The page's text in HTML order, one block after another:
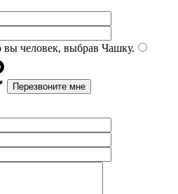
человек, выбрав Чашку.